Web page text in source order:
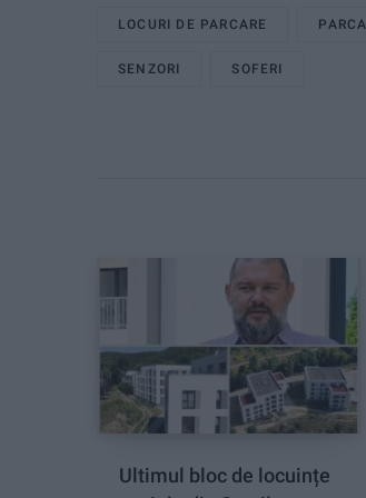
LOCURI DE PARCARE
SENZORI SOFERI
Ultimul bloc de locuințe